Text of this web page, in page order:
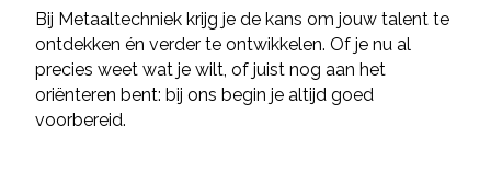
Bij Metaaltechniek krijg je de kans om jouw talent te
ontdekken én verder te ontwikkelen. Of je nu al
precies weet wat je wilt, of juist nog aan het
oriënteren bent: bij ons begin je altijd goed
voorbereid.